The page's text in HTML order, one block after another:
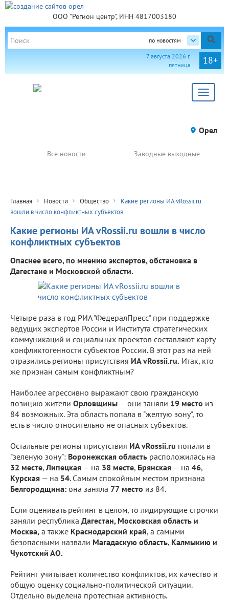
ООО "Регион центр", ИНН 4817003180
по новостям
18+
7 августа 2026 г.
пятница
Toggle
Орел
Все новости Заводные выходные
Главная Новости Общество
Какие регионы ИА vRossii.ru
вошли в число конфликтных субъектов
Какие регионы ИА vRossii.ru вошли в число
конфликтных субъектов
Опаснее всего, по мнению экспертов, обстановка в
Дагестане и Московской области.
Четыре раза в год РИА "ФедералПресс" при поддержке
ведущих экспертов России и Института стратегических
коммуникаций и социальных проектов составляют карту
конфликтогенности субъектов России. В этот раз на ней
отразились регионы присутствия ИА vRossii.ru. Итак, кто
же признан самым конфликтным?
Наиболее агрессивно выражают свою гражданскую
позицию жители Орловщины — они заняли 19 место из
84 возможных. Эта область попала в "желтую зону", то
есть в число относительно не опасных субъектов.
Остальные регионы присутствия ИА vRossii.ru попали в
"зеленую зону": Воронежская область расположилась на
32 месте, Липецкая — на 38 месте, Брянская — на 46,
Курская — на 54. Самым спокойным местом признана
Белгородщина: она заняла 77 место из 84.
Если оценивать рейтинг в целом, то лидирующие строчки
заняли республика Дагестан, Московская область и
Москва, а также Краснодарский край, а самыми
безопасными назвали Магадаскую область, Калмыкию и
Чукотский АО.
Рейтинг учитывает количество конфликтов, их качество и
общую оценку социально-политической ситуации.
Отдельно выделена протестная активность.